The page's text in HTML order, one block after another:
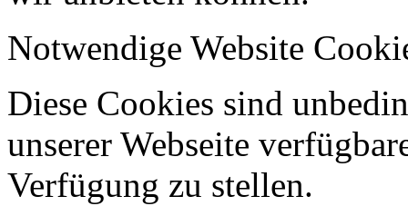
Notwendige Website
Diese Cookies sind
unserer Webseite
Verfügung zu stellen.